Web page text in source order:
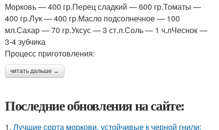
Морковь — 400 гр.Перец сладкий — 600 гр.Томаты —
400 гр.Лук — 400 гр.Масло подсолнечное — 100
мл.Сахар — 70 гр.Уксус — 3 ст.л.Соль — 1 ч.лЧеснок —
3-4 зубчика
Процесс приготовления:
читать дальше →
Последние обновления на сайте:
1. Лучшие сорта моркови, устойчивые к черной гнили: